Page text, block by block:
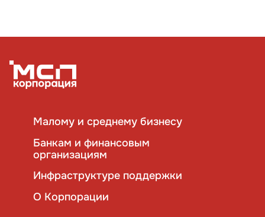
Малому и среднему бизнесу
Банкам и финансовым
организациям
Инфраструктуре поддержки
О Корпорации